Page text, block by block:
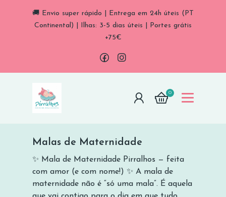
🚚 Envio super rápido | Entrega em 24h úteis (PT
Continental) | Ilhas: 3-5 dias úteis | Portes grátis
+75€
0
Malas de Maternidade
Malas de
✨ Mala de Maternidade Pirralhos — feita
com amor (e com nome!) ✨ A mala de
maternidade não é “só uma mala”. É aquela